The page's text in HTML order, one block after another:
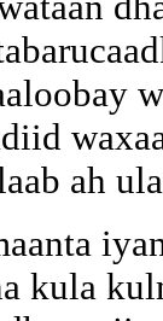
ah
kula